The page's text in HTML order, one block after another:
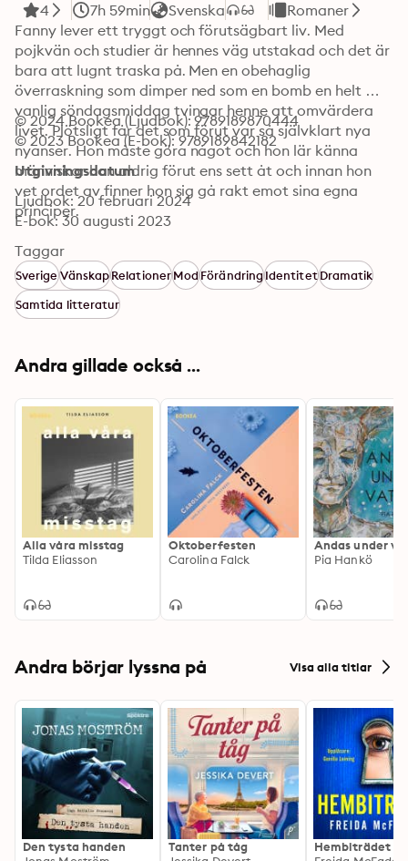
4 7h 59min Svenska
Romaner
Fanny lever ett tryggt och förutsägbart liv. Med
pojkvän och studier är hennes väg utstakad och det är
bara att lugnt traska på. Men en obehaglig
överraskning som dimper ned som en bomb en helt
vanlig söndagsmiddag tvingar henne att omvärdera
livet. Plötsligt får det som förut var så självklart nya
nyanser. Hon måste göra något och hon lär känna
människor hon aldrig förut ens sett åt och innan hon
vet ordet av finner hon sig gå rakt emot sina egna
principer.
Mona är van att passa upp på både make och barn. Så
har det alltid varit och hon sätter en ära i det. Hon har
sin blomstrande lilla radhusträdgård och hon gör
ljuvliga söndagsmiddagar för sin familj. Men förutom
söndagsmiddag och för första gången stannar hon upp
är det ens möjligt?
"Följa John" är en berättelse om att finna sin egen väg
i stället för att gå i andras fotspår och om att välja sitt
liv. Om att följa normer, gå vilse och hitta alldeles nya
stigar. Och om att allt kanske inte är så svart eller vitt
som det verkar.
© 2024 Bookea (Ljudbok): 9789189870444
© 2023 Bookea (E-bok): 9789189842182
Utgivningsdatum
Ljudbok: 20 februari 2024
E-bok: 30 augusti 2023
Taggar
SverigeVänskapRelationerModFörändringIdentitetDramatik
Samtida litteratur
Andra gillade också ...
Alla våra misstag
Tilda Eliasson
Oktoberfesten
Carolina Falck
Andas under
Pia Hankö
Andra börjar lyssna på Visa alla titlar
Den tysta handen
Tanter på tåg
Hembiträdet